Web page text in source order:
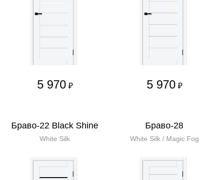
5 970 ₽ 5 970 ₽
Браво-22 Black Shine
White Silk
Браво-28
White Silk / Magic Fog